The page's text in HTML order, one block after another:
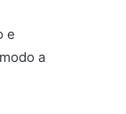
e
a